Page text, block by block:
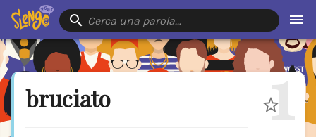
Cerca una parola…
bruciato 1